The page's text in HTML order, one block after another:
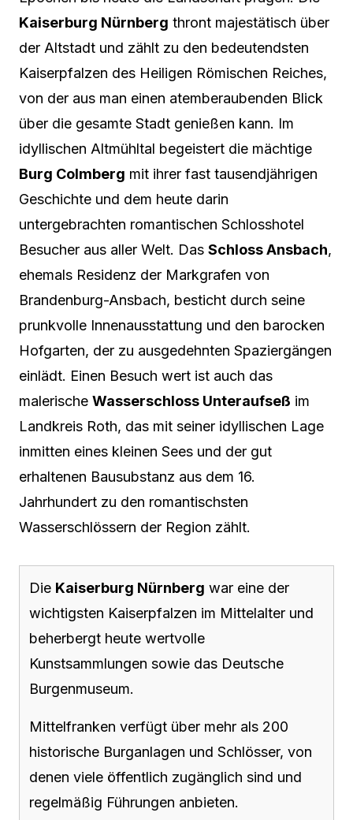
Kaiserburg Nürnberg thront majestätisch über
der Altstadt und zählt zu den bedeutendsten
Kaiserpfalzen des Heiligen Römischen Reiches,
von der aus man einen atemberaubenden Blick
über die gesamte Stadt genießen kann. Im
idyllischen Altmühltal begeistert die mächtige
Burg Colmberg mit ihrer fast tausendjährigen
Geschichte und dem heute darin
untergebrachten romantischen Schlosshotel
Besucher aus aller Welt. Das Schloss Ansbach,
ehemals Residenz der Markgrafen von
Brandenburg-Ansbach, besticht durch seine
prunkvolle Innenausstattung und den barocken
Hofgarten, der zu ausgedehnten Spaziergängen
einlädt. Einen Besuch wert ist auch das
malerische Wasserschloss Unteraufseß im
Landkreis Roth, das mit seiner idyllischen Lage
inmitten eines kleinen Sees und der gut
erhaltenen Bausubstanz aus dem 16.
Jahrhundert zu den romantischsten
Wasserschlössern der Region zählt.
Die Kaiserburg Nürnberg war eine der
wichtigsten Kaiserpfalzen im Mittelalter und
beherbergt heute wertvolle
Kunstsammlungen sowie das Deutsche
Burgenmuseum.
Mittelfranken verfügt über mehr als 200
historische Burganlagen und Schlösser, von
denen viele öffentlich zugänglich sind und
regelmäßig Führungen anbieten.